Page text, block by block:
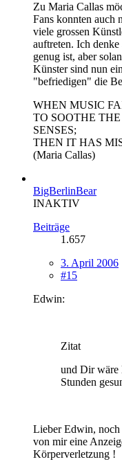
Zu Maria Callas
Fans konnten auch
viele grossen
auftreten. Ich denke
genug ist, aber
Künster sind nun
"befriedigen" die
WHEN MUSIC
TO SOOTHE
SENSES;
THEN IT HAS
(Maria Callas)
BigBerlinBear
INAKTIV
Beiträge
1.657
3. April 2006
#15
Edwin:
Zitat
und Dir wäre
Stunden
Lieber Edwin,
von mir eine
Körperverletzung !